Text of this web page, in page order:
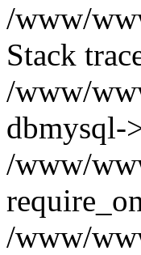
/www/
Stack
/www/
dbmysql-
/www/
/www/